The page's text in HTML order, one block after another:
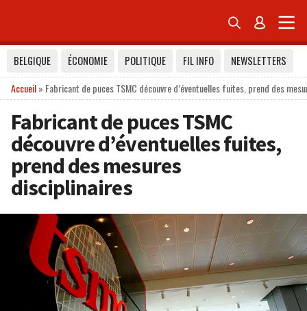
 
BELGIQUE ÉCONOMIE POLITIQUE FIL INFO
NEWSLETTERS
Accueil» Fabricant de puces TSMC découvre d’éventuelles fuites, prend des
Fabricant de puces TSMC
découvre d’éventuelles fuites,
prend des mesures
disciplinaires